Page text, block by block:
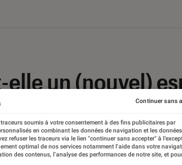
un (nouvel)
soumis à votre consentement à des fins publicitaires par
en combinant les données de navigation et les données
refuser les traceurs via le lien "continuer sans accepter" à
optimal de nos services notamment l’aide dans votre
des contenus, l’analyse des performances de notre site, et
Continuer sans